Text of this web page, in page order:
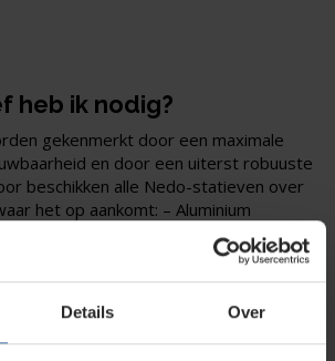
Details Over
heb ik nodig?
gekenmerkt door een maximale
en door een uiterst robuuste
beschikken alle Nedo-statieven over
het op aankomt: – Aluminium
voor het ruwe gebruik op de bouw
robuust en betrouwbaar –
opzij wegklapbare pasloodhaak:
van een optisch paslood of een
statieven voor de interieurbouw zijn
die het onbedoeld wegglijden